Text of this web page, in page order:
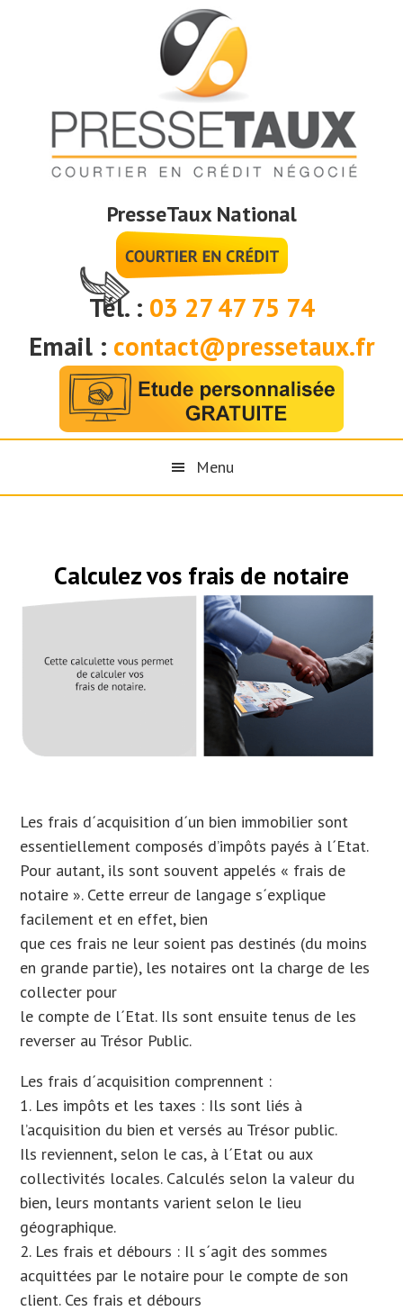
PresseTaux National
Tél. : 03 27 47 75 74
Email : contact@pressetaux.fr
Menu
Calculez vos frais de notaire
Les frais d´acquisition d´un bien immobilier sont
essentiellement composés d’impôts payés à l´Etat.
Pour autant, ils sont souvent appelés « frais de
notaire ». Cette erreur de langage s´explique
facilement et en effet, bien
que ces frais ne leur soient pas destinés (du moins
en grande partie), les notaires ont la charge de les
collecter pour
le compte de l´Etat. Ils sont ensuite tenus de les
reverser au Trésor Public.
Les frais d´acquisition comprennent :
1. Les impôts et les taxes : Ils sont liés à
l’acquisition du bien et versés au Trésor public.
Ils reviennent, selon le cas, à l´Etat ou aux
collectivités locales. Calculés selon la valeur du
bien, leurs montants varient selon le lieu
géographique.
2. Les frais et débours : Il s´agit des sommes
acquittées par le notaire pour le compte de son
client. Ces frais et débours